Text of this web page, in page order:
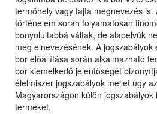
termőhely vagy fajta megnevezés
történelem során folyamatosan
bonyolultabbá váltak, de alapelvük
meg elnevezésének. A
bor előállítása során alkalmazható
bor kiemelkedő jelentőségét
élelmiszer jogszabályok mellet úgy
Magyarországon külön
terméket.